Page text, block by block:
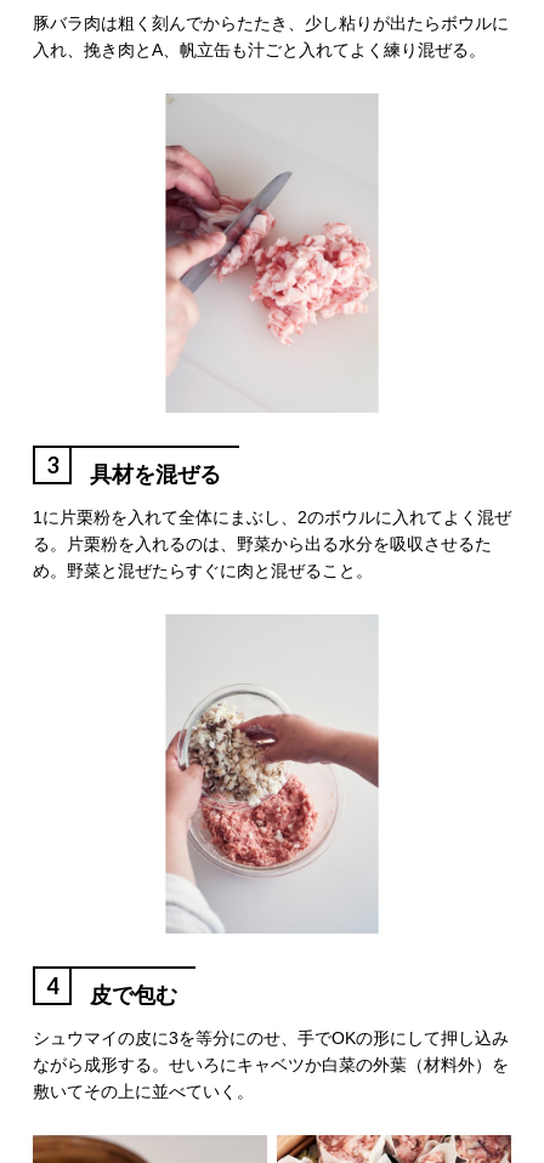
豚バラ肉は粗く刻んでからたたき、少し粘りが出たらボウルに
入れ、挽き肉とA、帆立缶も汁ごと入れてよく練り混ぜる。
3 具材を混ぜる
1に片栗粉を入れて全体にまぶし、2のボウルに入れてよく混ぜ
る。片栗粉を入れるのは、野菜から出る水分を吸収させるた
め。野菜と混ぜたらすぐに肉と混ぜること。
4 皮で包む
シュウマイの皮に3を等分にのせ、手でOKの形にして押し込み
ながら成形する。せいろにキャベツか白菜の外葉（材料外）を
敷いてその上に並べていく。